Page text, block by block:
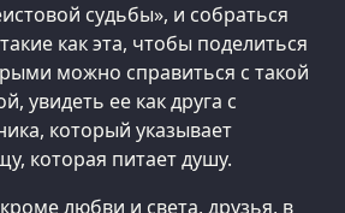
судьбы», и собраться
как эта, чтобы поделиться
можно справиться с такой
увидеть ее как друга с
который указывает
которая питает душу.
любви и света, друзья, в